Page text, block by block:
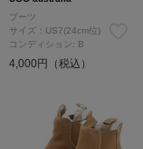
ブーツ
サイズ：US7(24cm位)
コンディション: B
4,000円（税込）